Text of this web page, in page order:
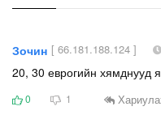
Зочин [ 66.181.188.124 ]
20, 30 еврогийн хямднууд
0 1